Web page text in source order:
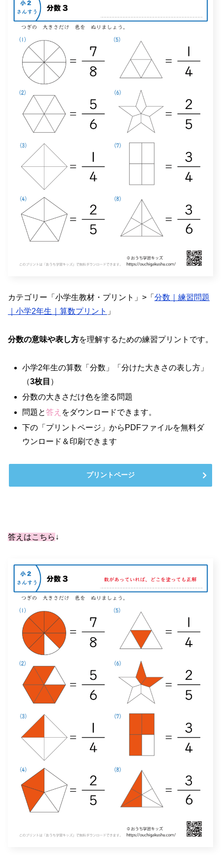
カテゴリー「小学生教材・プリント」>「 分数｜練習問題
｜小学2年生｜算数プリント 」
分数の意味や表し方を理解するための練習プリントです。
小学2年生の算数「分数」「分けた大きさの表し方」
（3枚目 ）
分数の大きさだけ色を塗る問題
問題と答え をダウンロードできます。
下の「プリントページ」からPDFファイルを無料ダ
ウンロード＆印刷できます
プリントページ
答えはこちら ↓